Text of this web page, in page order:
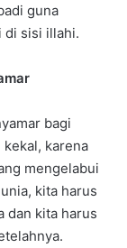
guna
di sisi illahi.
bagi
karena
mengelabui
kita harus
dan kita harus